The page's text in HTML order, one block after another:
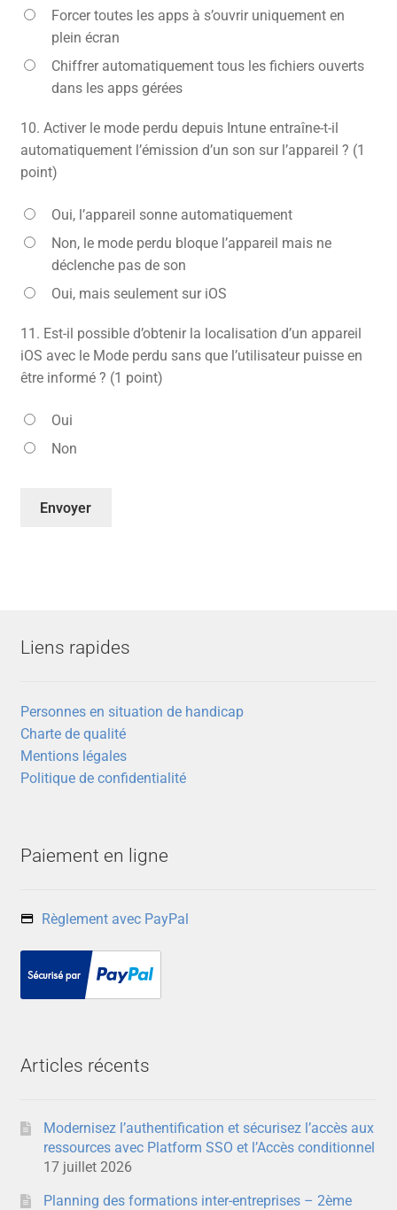
Forcer toutes les apps à s’ouvrir uniquement en
plein écran
Chiffrer automatiquement tous les fichiers ouverts
dans les apps gérées
10. Activer le mode perdu depuis Intune entraîne-t-il
automatiquement l’émission d’un son sur l’appareil ? (1
point)
Oui, l’appareil sonne automatiquement
Non, le mode perdu bloque l’appareil mais ne
déclenche pas de son
Oui, mais seulement sur iOS
11. Est-il possible d’obtenir la localisation d’un appareil
iOS avec le Mode perdu sans que l’utilisateur puisse en
être informé ? (1 point)
Oui
Non
Liens rapides
Personnes en situation de handicap
Charte de qualité
Mentions légales
Politique de confidentialité
Paiement en ligne
Règlement avec PayPal
Articles récents
Modernisez l’authentification et sécurisez l’accès aux
ressources avec Platform SSO et l’Accès conditionnel
17 juillet 2026
Planning des formations inter-entreprises – 2ème